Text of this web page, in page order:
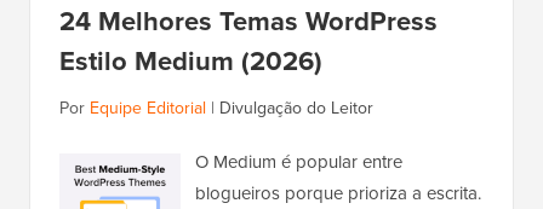
24 Melhores Temas WordPress
Estilo Medium (2026)
Por Equipe Editorial | Divulgação do Leitor
O Medium é popular entre
blogueiros porque prioriza a escrita.